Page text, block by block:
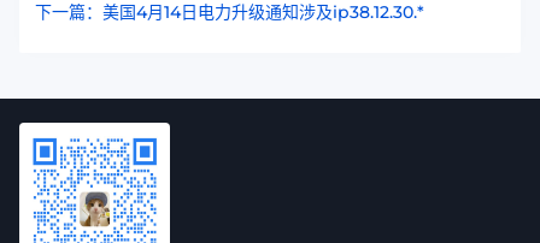
下一篇：美国4月14日电力升级通知涉及ip38.12.30.*